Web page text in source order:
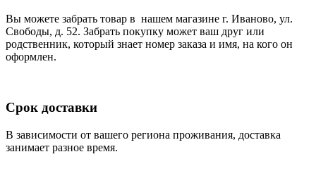
Вы можете забрать товар в нашем магазине г. Иваново, ул.
Свободы, д. 52. Забрать покупку может ваш друг или
родственник, который знает номер заказа и имя, на кого он
оформлен.
Срок доставки
В зависимости от вашего региона проживания, доставка
занимает разное время.